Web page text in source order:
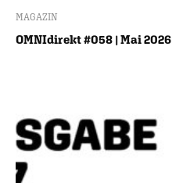
MAGAZIN
OMNIdirekt #058 | Mai 2026